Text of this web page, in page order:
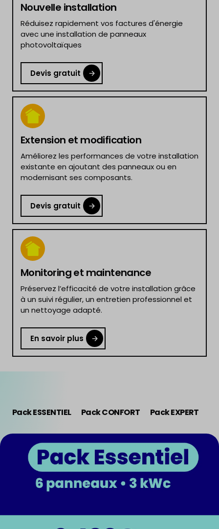
Nouvelle installation
Réduisez rapidement vos factures d'énergie
avec une installation de panneaux
photovoltaïques
Devis gratuit
Extension et modification
Améliorez les performances de votre installation
existante en ajoutant des panneaux ou en
modernisant ses composants.
Devis gratuit
Monitoring et maintenance
Préservez l’efficacité de votre installation grâce
à un suivi régulier, un entretien professionnel et
un nettoyage adapté.
En savoir plus
Pack ESSENTIEL Pack CONFORT Pack EXPERT